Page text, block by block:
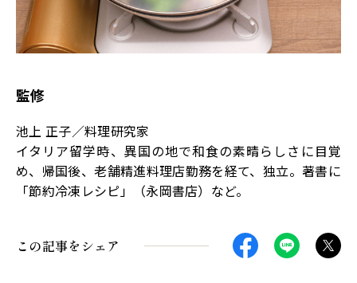
監修
池上 正子／料理研究家
イタリア留学時、異国の地で和食の素晴らしさに目覚
め、帰国後、老舗精進料理店勤務を経て、独立。著書に
「節約冷凍レシピ」（永岡書店）など。
この記事をシェア